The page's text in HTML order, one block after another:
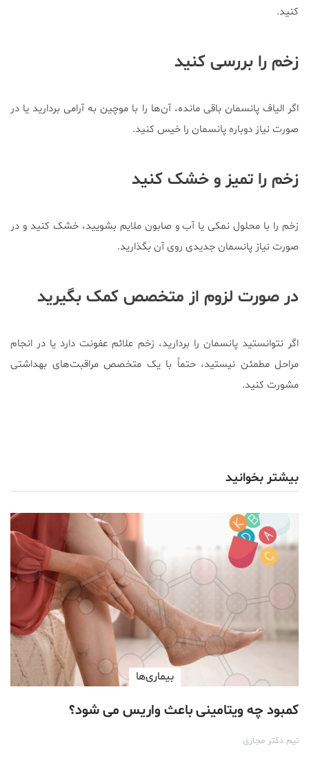
کنید.
زخم را بررسی کنید
اگر الیاف پانسمان باقی مانده، آن‌ها را با موچین به آرامی بردارید یا در
صورت نیاز دوباره پانسمان را خیس کنید.
زخم را تمیز و خشک کنید
زخم را با محلول نمکی یا آب و صابون ملایم بشویید، خشک کنید و در
صورت نیاز پانسمان جدیدی روی آن بگذارید.
در صورت لزوم از متخصص کمک بگیرید
اگر نتوانستید پانسمان را بردارید، زخم علائم عفونت دارد یا در انجام
مراحل مطمئن نیستید، حتماً با یک متخصص مراقبت‌های بهداشتی
مشورت کنید.
بیشتر بخوانید
بیماری‌ها
کمبود چه ویتامینی باعث واریس می شود؟
تیم دکتر مجازی